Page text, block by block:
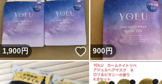
1,900円 いいね！
900円